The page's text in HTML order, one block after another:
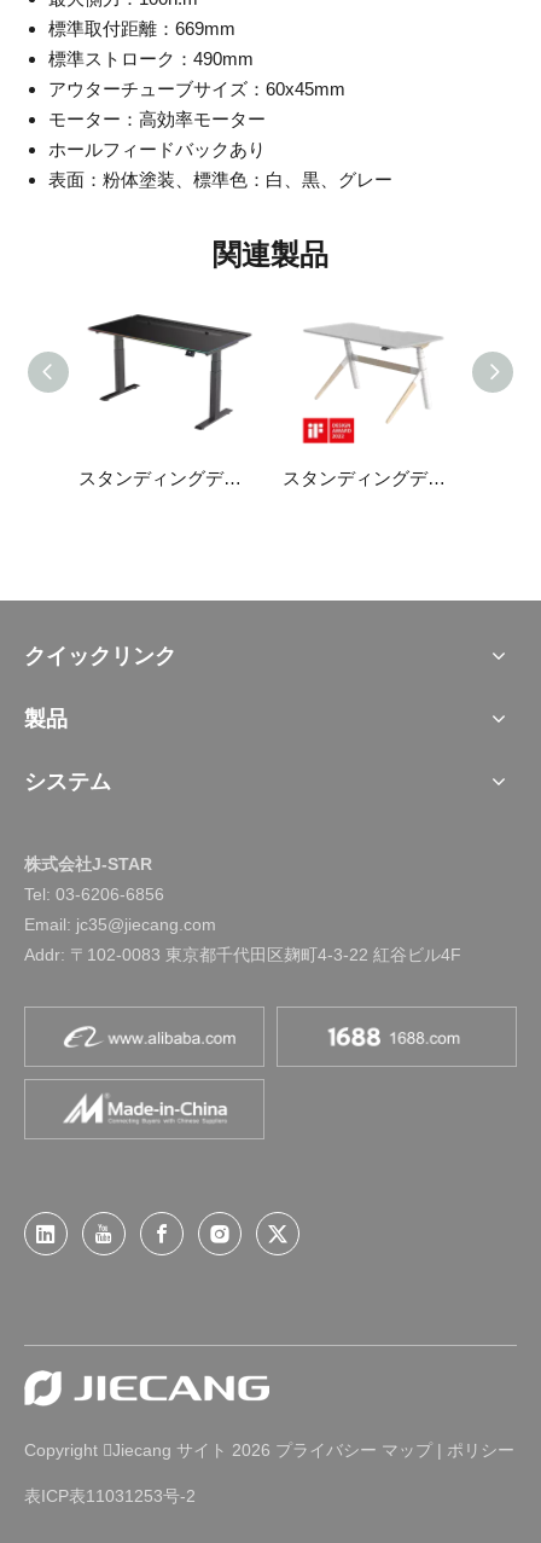
標準取付距離：669mm
標準ストローク：490mm
アウターチューブサイズ：60x45mm
モーター：高効率モーター
ホールフィードバックあり
表面：粉体塗装、標準色：白、黒、グレー
関連製品
スタンディングデスクInvictus-S スタンディングデスクカルマエッセンス
クイックリンク
製品
システム
株式会社J-STAR
Tel: 03-6206-6856
Email: jc35@jiecang.com
Addr: 〒102-0083 東京都千代田区麹町4-3-22 紅谷ビル4F
Copyright Jiecang サイト 2026 プライバシー マップ| ポリシー
表ICP表11031253号-2